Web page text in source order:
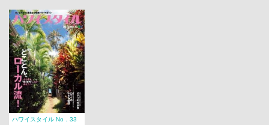
ハワイスタイル No．33